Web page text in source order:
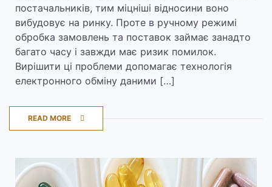
постачальників, тим міцніші відносини воно
вибудовує на ринку. Проте в ручному режимі
обробка замовлень та поставок займає занадто
багато часу і завжди має ризик помилок.
Вирішити ці проблеми допомагає технологія
електронного обміну даними […]
READ MORE